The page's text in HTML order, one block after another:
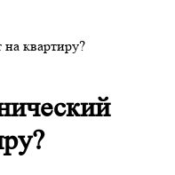
квартиру?